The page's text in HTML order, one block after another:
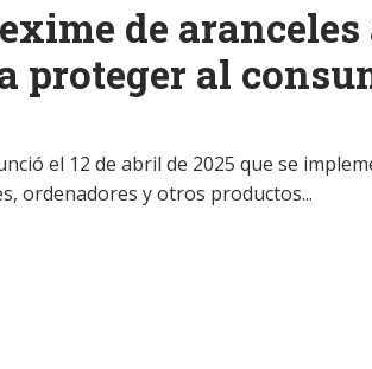
de
proteger al
el 12 de abril de 2025 que se
ordenadores y otros productos...